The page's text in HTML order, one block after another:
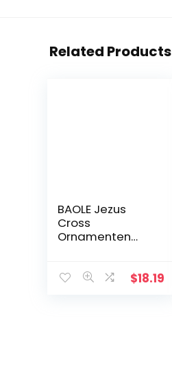
Related Products
BAOLE Jezus
Cross
Ornamenten
Figuur Hars Kerst
$18.19